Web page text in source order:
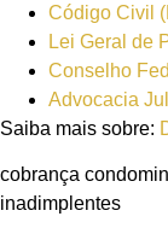
Código Civil
Lei Geral de
Conselho
Advocacia
Saiba mais sobre:
cobrança
inadimplentes